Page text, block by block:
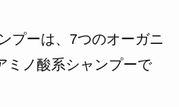
プーは、7つのオーガニ
ミノ酸系シャンプーで